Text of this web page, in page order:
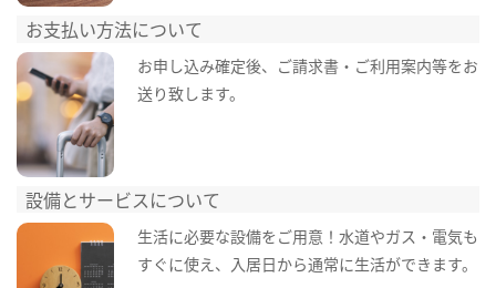
お支払い方法について
お申し込み確定後、ご請求書・ご利用案内等をお
送り致します。
設備とサービスについて
生活に必要な設備をご用意！水道やガス・電気も
すぐに使え、入居日から通常に生活ができます。